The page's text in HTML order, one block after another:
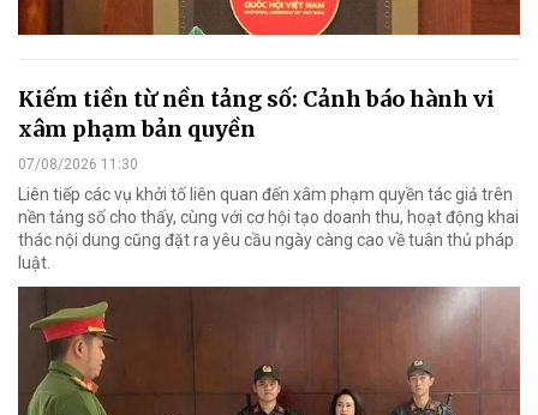
Kiếm tiền từ nền tảng số: Cảnh báo hành vi
xâm phạm bản quyền
07/08/2026 11:30
Liên tiếp các vụ khởi tố liên quan đến xâm phạm quyền tác giả trên
nền tảng số cho thấy, cùng với cơ hội tạo doanh thu, hoạt động khai
thác nội dung cũng đặt ra yêu cầu ngày càng cao về tuân thủ pháp
luật.